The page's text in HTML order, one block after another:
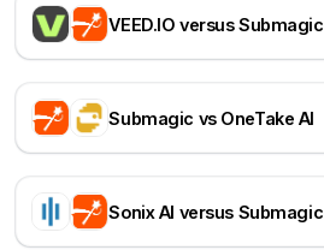
VEED.IO versus Submagic
Submagic vs OneTake AI
Sonix AI versus Submagic